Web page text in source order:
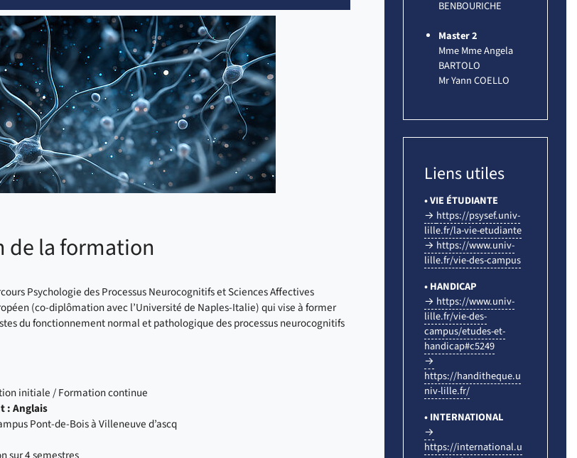
de la formation
Psychologie des Processus Neurocognitifs et Sciences Affectives
(co-diplômation avec l’Université de Naples-Italie) qui vise à former
du fonctionnement normal et pathologique des processus neurocognitifs
initiale / Formation continue
: Anglais
Pont-de-Bois à Villeneuve d’ascq
BENBOURICHE
Master 2
Mme Mme Angela
BARTOLO
Mr Yann COELLO
Liens utiles
• VIE ÉTUDIANTE
→ https://psysef.univ-
lille.fr/la-vie-etudiante
→ https://www.univ-
lille.fr/vie-des-campus
• HANDICAP
→ https://www.univ-
lille.fr/vie-des-
campus/etudes-et-
handicap#c5249
→
https://handitheque.u
niv-lille.fr/
• INTERNATIONAL
→
https://international.u